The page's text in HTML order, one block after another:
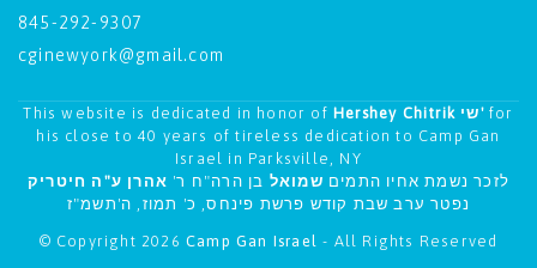
845-292-9307
cginewyork@gmail.com
This website is dedicated in honor of Hershey Chitrik שי' for
his close to 40 years of tireless dedication to Camp Gan
Israel in Parksville, NY
לזכר נשמת אחיו התמים שמואל בן הרה"ח ר' אהרן ע"ה חיטריק
נפטר ערב שבת קודש פרשת פינחס, כ' תמוז, ה'תשמ"ז
© Copyright 2026 Camp Gan Israel- All Rights Reserved